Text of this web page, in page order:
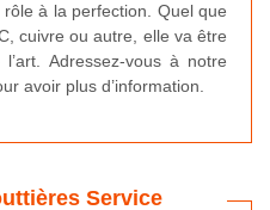
à la perfection. Quel que
cuivre ou autre, elle va être
Adressez-vous à notre
avoir plus d’information.
Service